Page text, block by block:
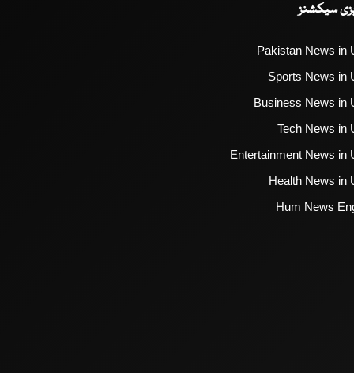
سیکشنز
Pakistan News in
Sports News in
Business News in
Tech News in
Entertainment News in
Health News in
Hum News